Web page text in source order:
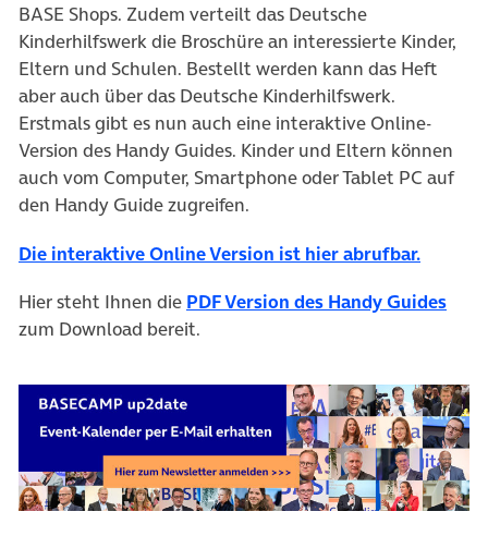
BASE Shops. Zudem verteilt das Deutsche
Kinderhilfswerk die Broschüre an interessierte Kinder,
Eltern und Schulen. Bestellt werden kann das Heft
aber auch über das Deutsche Kinderhilfswerk.
Erstmals gibt es nun auch eine interaktive Online-
Version des Handy Guides. Kinder und Eltern können
auch vom Computer, Smartphone oder Tablet PC auf
den Handy Guide zugreifen.
Die interaktive Online Version ist hier abrufbar.(öffnet
Hier steht Ihnen die PDF Version des Handy Guides
zum Download bereit.